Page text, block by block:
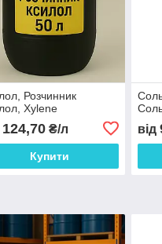
Розчинник
Xylene
124,70₴/л
Купити
від